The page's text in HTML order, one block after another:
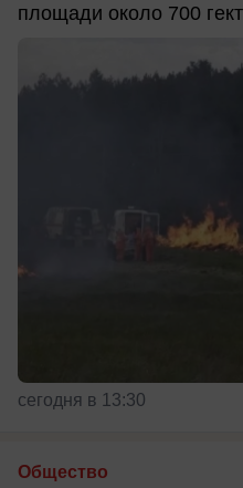
площади около 700
сегодня в 13:30
Общество